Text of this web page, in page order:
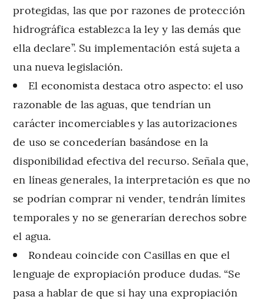
protegidas, las que por razones de protección
hidrográfica establezca la ley y las demás que
ella declare”. Su implementación está sujeta a
una nueva legislación.
El economista destaca otro aspecto: el uso
razonable de las aguas, que tendrían un
carácter incomerciables y las autorizaciones
de uso se concederían basándose en la
disponibilidad efectiva del recurso. Señala que,
en líneas generales, la interpretación es que no
se podrían comprar ni vender, tendrán límites
temporales y no se generarían derechos sobre
el agua.
Rondeau coincide con Casillas en que el
lenguaje de expropiación produce dudas. “Se
pasa a hablar de que si hay una expropiación